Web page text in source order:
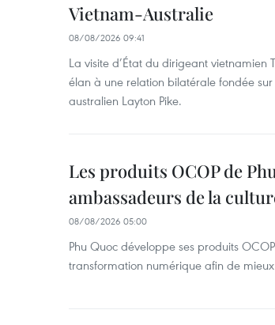
Vietnam-Australie
08/08/2026 09:41
La visite d’État du dirigeant
élan à une relation bilatérale fondée
australien Layton Pike.
Les produits OCOP de
ambassadeurs de la
08/08/2026 05:00
Phu Quoc développe ses produits
transformation numérique afin de